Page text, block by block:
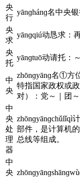
央
行
yānɡhánɡ名中央
央
求
yānɡqiú动恳求：
央
托
yānɡtuō动请托：
中
央
zhōnɡyānɡ名①方
特指国家政权或
对）：党～｜团～
中
央
处
理
器
zhōnɡyānɡchǔlǐqì
部件，是计算机
总线等组成。
中
央